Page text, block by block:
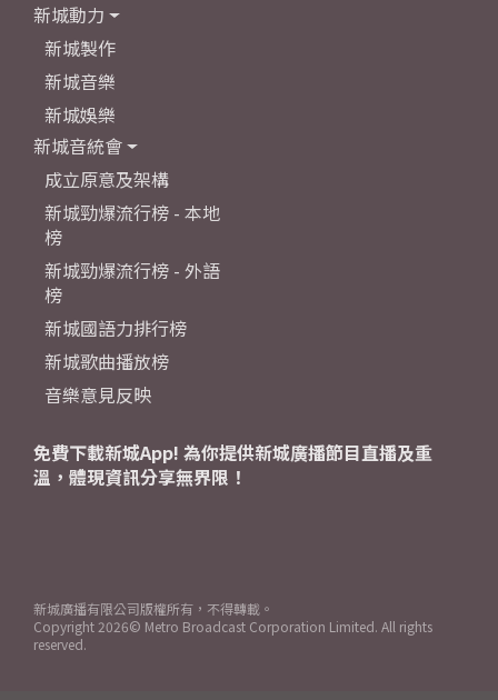
新城動力
新城製作
新城音樂
新城娛樂
新城音統會
成立原意及架構
新城勁爆流行榜 - 本地
榜
新城勁爆流行榜 - 外語
榜
新城國語力排行榜
新城歌曲播放榜
音樂意見反映
免費下載新城App! 為你提供新城廣播節目直播及重
溫，體現資訊分享無界限！
新城廣播有限公司版權所有，不得轉載。
Copyright 2026© Metro Broadcast Corporation Limited. All rights
reserved.